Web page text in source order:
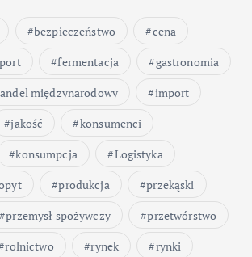
bezpieczeństwo
cena
fermentacja
gastronomia
międzynarodowy
import
jakość
konsumenci
konsumpcja
Logistyka
produkcja
przekąski
przemysł spożywczy
przetwórstwo
rolnictwo rynek
rynki